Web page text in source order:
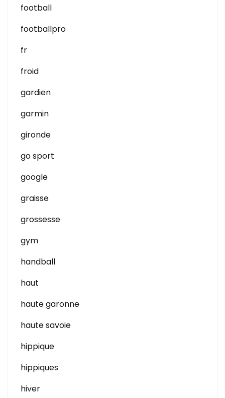
football
footballpro
fr
froid
gardien
garmin
gironde
go sport
google
graisse
grossesse
gym
handball
haut
haute garonne
haute savoie
hippique
hippiques
hiver